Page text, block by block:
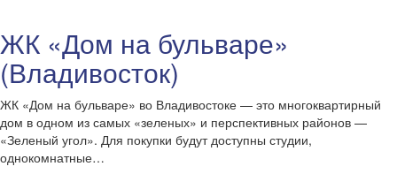
ЖК «Дом на бульваре»
(Владивосток)
ЖК «Дом на бульваре» во Владивостоке — это многоквартирный
дом в одном из самых «зеленых» и перспективных районов —
«Зеленый угол». Для покупки будут доступны студии,
однокомнатные…